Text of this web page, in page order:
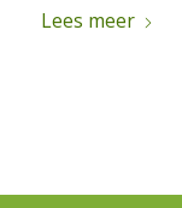
Lees meer